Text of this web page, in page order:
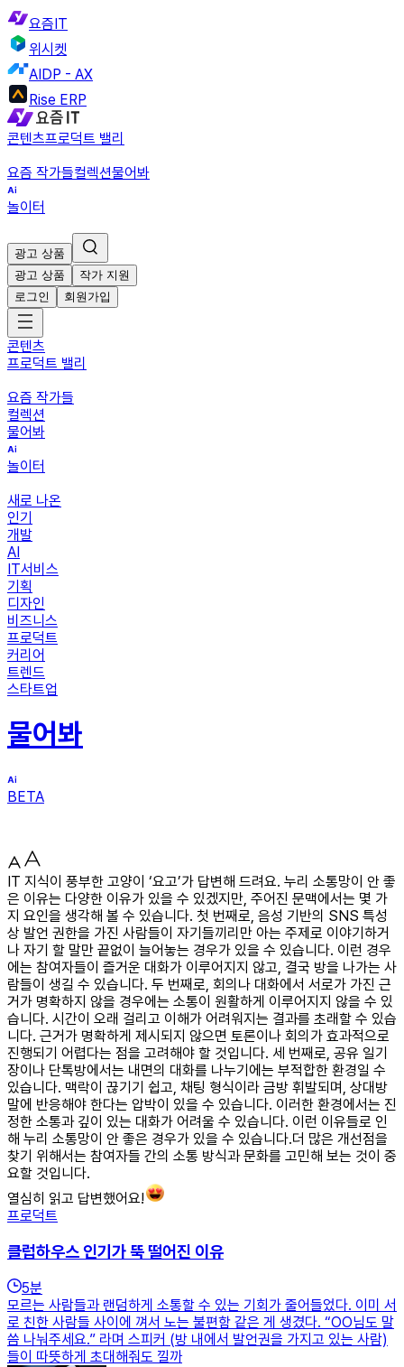
요즘IT
위시켓
AIDP - AX
Rise ERP
콘텐츠프로덕트 밸리
요즘 작가들컬렉션물어봐
놀이터
광고 상품
광고 상품
작가 지원
로그인
회원가입
콘텐츠
프로덕트 밸리
요즘 작가들
컬렉션
물어봐
놀이터
새로 나온
인기
개발
AI
IT서비스
기획
디자인
비즈니스
프로덕트
커리어
트렌드
스타트업
물어봐
BETA
IT 지식이 풍부한 고양이 ‘요고’가 답변해 드려요. 누리 소통망이 안 좋
은 이유는 다양한 이유가 있을 수 있겠지만, 주어진 문맥에서는 몇 가
지 요인을 생각해 볼 수 있습니다. 첫 번째로, 음성 기반의 SNS 특성
상 발언 권한을 가진 사람들이 자기들끼리만 아는 주제로 이야기하거
나 자기 할 말만 끝없이 늘어놓는 경우가 있을 수 있습니다. 이런 경우
에는 참여자들이 즐거운 대화가 이루어지지 않고, 결국 방을 나가는 사
람들이 생길 수 있습니다. 두 번째로, 회의나 대화에서 서로가 가진 근
거가 명확하지 않을 경우에는 소통이 원활하게 이루어지지 않을 수 있
습니다. 시간이 오래 걸리고 이해가 어려워지는 결과를 초래할 수 있습
니다. 근거가 명확하게 제시되지 않으면 토론이나 회의가 효과적으로
진행되기 어렵다는 점을 고려해야 할 것입니다. 세 번째로, 공유 일기
장이나 단톡방에서는 내면의 대화를 나누기에는 부적합한 환경일 수
있습니다. 맥락이 끊기기 쉽고, 채팅 형식이라 금방 휘발되며, 상대방
말에 반응해야 한다는 압박이 있을 수 있습니다. 이러한 환경에서는 진
정한 소통과 깊이 있는 대화가 어려울 수 있습니다. 이런 이유들로 인
해 누리 소통망이 안 좋은 경우가 있을 수 있습니다.더 많은 개선점을
찾기 위해서는 참여자들 간의 소통 방식과 문화를 고민해 보는 것이 중
요할 것입니다.
열심히 읽고 답변했어요!
프로덕트
클럽하우스 인기가 뚝 떨어진 이유
5분
모르는 사람들과 랜덤하게 소통할 수 있는 기회가 줄어들었다. 이미 서
로 친한 사람들 사이에 껴서 노는 불편함 같은 게 생겼다. “OO님도 말
씀 나눠주세요.” 라며 스피커 (방 내에서 발언권을 가지고 있는 사람)
들이 따뜻하게 초대해줘도 낄까